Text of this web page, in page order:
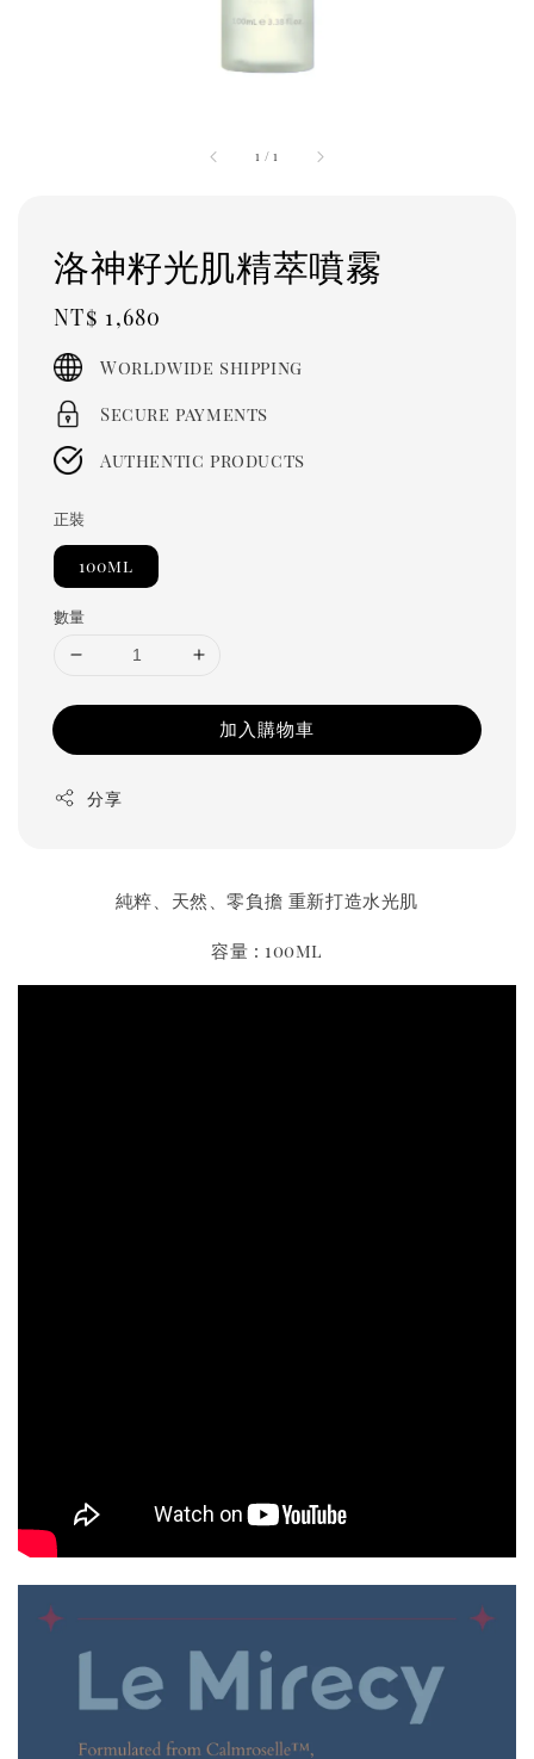
1 /1
洛神籽光肌精萃噴霧
Regular
price
NT$ 1,680
Worldwide shipping
Secure payments
Authentic products
正裝
100ml
數量
加入購物車
分享
純粹、天然、零負擔 重新打造水光肌
容量 : 100ml